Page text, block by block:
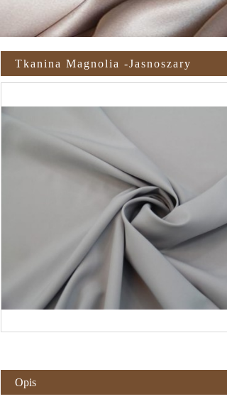
Tkanina Magnolia -jasnoszary
Opis